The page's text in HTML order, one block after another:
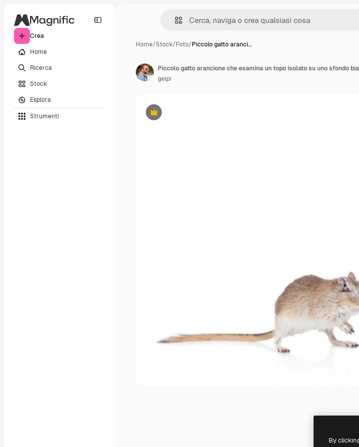
Crea
Home
Ricerca
Stock
Esplora
Strumenti
Home/Stock/Foto/Piccolo gatto aranci…
Premium
Piccolo gatto arancione che esamina un topo isolato su uno sfondo
gelpi
By